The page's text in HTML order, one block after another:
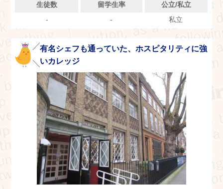
生徒数 留学生率
公立/私立
-
- 私立
有名シェフも通っていた、ホスピタリティに強
いカレッジ